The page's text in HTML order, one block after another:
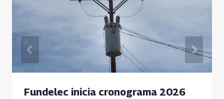
Fundelec inicia cronograma 2026